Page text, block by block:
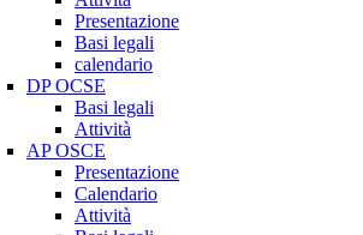
Presentazione
Basi legali
calendario
DP OCSE
Basi legali
Attività
AP OSCE
Presentazione
Calendario
Attività